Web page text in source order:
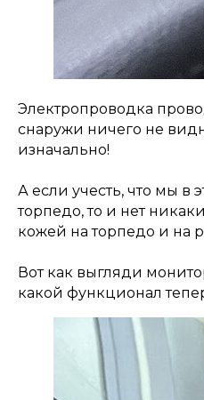
Электропроводка
снаружи ничего не
изначально!
А если учесть, что мы в
торпедо, то и нет
кожей на торпедо и на
Вот как выгляди
какой функционал